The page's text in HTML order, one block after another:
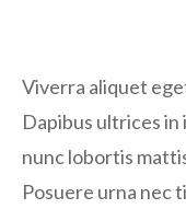
Viverra aliquet
Dapibus ultrices in
nunc lobortis
Posuere urna nec